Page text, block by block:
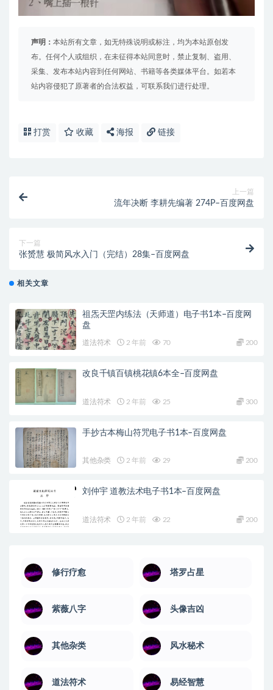
声明： 本站所有文章，如无特殊说明或标注，均为本站原创发
布。任何个人或组织，在未征得本站同意时，禁止复制、盗用、
采集、发布本站内容到任何网站、书籍等各类媒体平台。如若本
站内容侵犯了原著者的合法权益，可联系我们进行处理。
打赏 收藏 海报 链接
上一篇
流年决断 李耕先编著 274P–百度网盘
下一篇
张赟慧 极简风水入门（完结）28集–百度网盘
相关文章
祖炁天罡内练法（天师道）电子书1本–百度网
盘
道法符术 2 年前 70 200
改良千镇百镇桃花镇6本全–百度网盘
道法符术 2 年前 25 300
手抄古本梅山符咒电子书1本–百度网盘
其他杂类 2 年前 29 200
刘仲宇 道教法术电子书1本–百度网盘
道法符术 2 年前 22 200
修行疗愈 塔罗占星
紫薇八字 头像吉凶
其他杂类 风水秘术
道法符术 易经智慧